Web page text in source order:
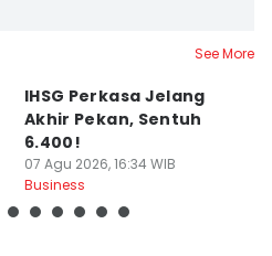
See More
IHSG Perkasa Jelang
Akhir Pekan, Sentuh
6.400!
07 Agu 2026, 16:34 WIB
Business